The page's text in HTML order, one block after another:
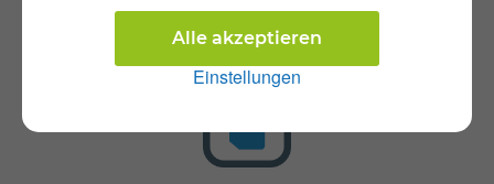
Einstellungen
Alle akzeptieren
Die SIM-Karte ist im Startpaket enthalten. Dieses kann bei
MTEL zum Preis von € 1,90 erworben werden.